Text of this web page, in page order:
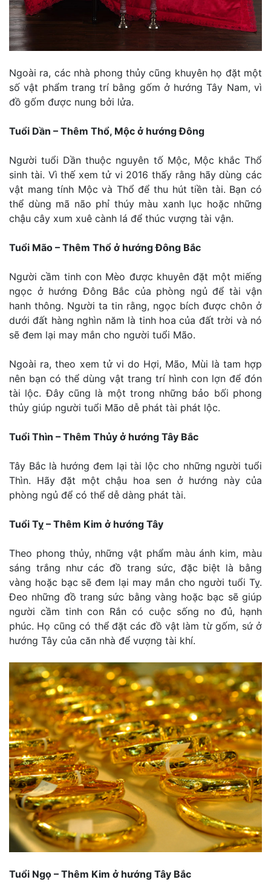
Ngoài ra, các nhà phong thủy cũng khuyên họ đặt một
số vật phẩm trang trí bằng gốm ở hướng Tây Nam, vì
đồ gốm được nung bởi lửa.
Tuổi Dần – Thêm Thổ, Mộc ở hướng Đông
Người tuổi Dần thuộc nguyên tố Mộc, Mộc khắc Thổ
sinh tài. Vì thế xem tử vi 2016 thấy rằng hãy dùng các
vật mang tính Mộc và Thổ để thu hút tiền tài. Bạn có
thể dùng mã não phỉ thúy màu xanh lục hoặc những
chậu cây xum xuê cành lá để thúc vượng tài vận.
Tuổi Mão – Thêm Thổ ở hướng Đông Bắc
Người cầm tinh con Mèo được khuyên đặt một miếng
ngọc ở hướng Đông Bắc của phòng ngủ để tài vận
hanh thông. Người ta tin rằng, ngọc bích được chôn ở
dưới đất hàng nghìn năm là tinh hoa của đất trời và nó
sẽ đem lại may mắn cho người tuổi Mão.
Ngoài ra, theo xem tử vi do Hợi, Mão, Mùi là tam hợp
nên bạn có thể dùng vật trang trí hình con lợn để đón
tài lộc. Đây cũng là một trong những bảo bối phong
thủy giúp người tuổi Mão dễ phát tài phát lộc.
Tuổi Thìn – Thêm Thủy ở hướng Tây Bắc
Tây Bắc là hướng đem lại tài lộc cho những người tuổi
Thìn. Hãy đặt một chậu hoa sen ở hướng này của
phòng ngủ để có thể dễ dàng phát tài.
Tuổi Tỵ – Thêm Kim ở hướng Tây
Theo phong thủy, những vật phẩm màu ánh kim, màu
sáng trắng như các đồ trang sức, đặc biệt là bằng
vàng hoặc bạc sẽ đem lại may mắn cho người tuổi Tỵ.
Đeo những đồ trang sức bằng vàng hoặc bạc sẽ giúp
người cầm tinh con Rắn có cuộc sống no đủ, hạnh
phúc. Họ cũng có thể đặt các đồ vật làm từ gốm, sứ ở
hướng Tây của căn nhà để vượng tài khí.
Tuổi Ngọ – Thêm Kim ở hướng Tây Bắc